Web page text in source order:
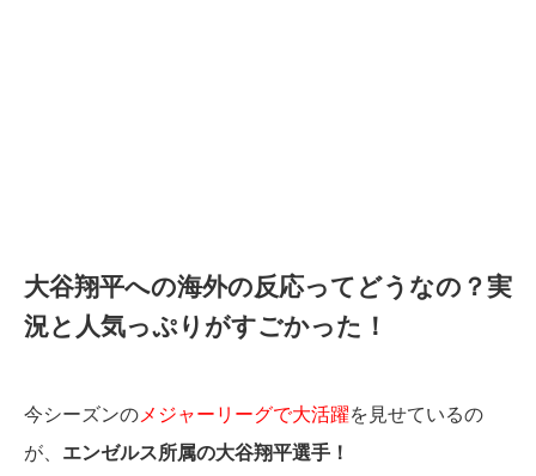
大谷翔平への海外の反応ってどうなの？実
況と人気っぷりがすごかった！
今シーズンのメジャーリーグで大活躍を見せているの
が、 エンゼルス所属の大谷翔平選手！